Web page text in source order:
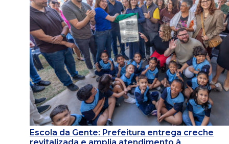
Escola da Gente: Prefeitura entrega creche
revitalizada e amplia atendimento à